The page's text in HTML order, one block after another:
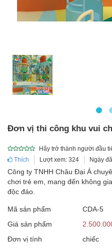
Đơn vị thi công khu vui
Hãy trở thành người đầu
Thích
Lượt xem: 324 Ngày
Công ty TNHH Châu Đại Á
chơi trẻ em, mang đến không
độc đáo.
Mã sản phẩm
CDA-5
Giá sản phẩm
Đơn vị tính
chiếc